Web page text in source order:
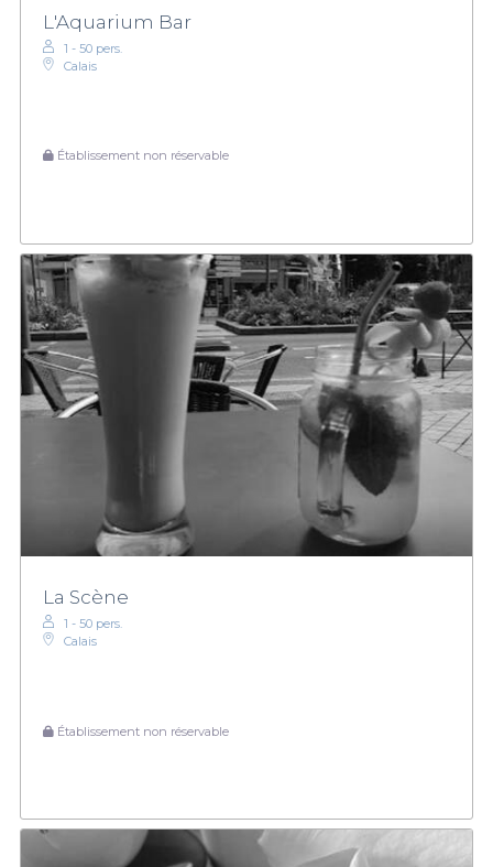
L'Aquarium Bar
1 - 50 pers.
Calais
Établissement non réservable
La Scène
1 - 50 pers.
Calais
Établissement non réservable